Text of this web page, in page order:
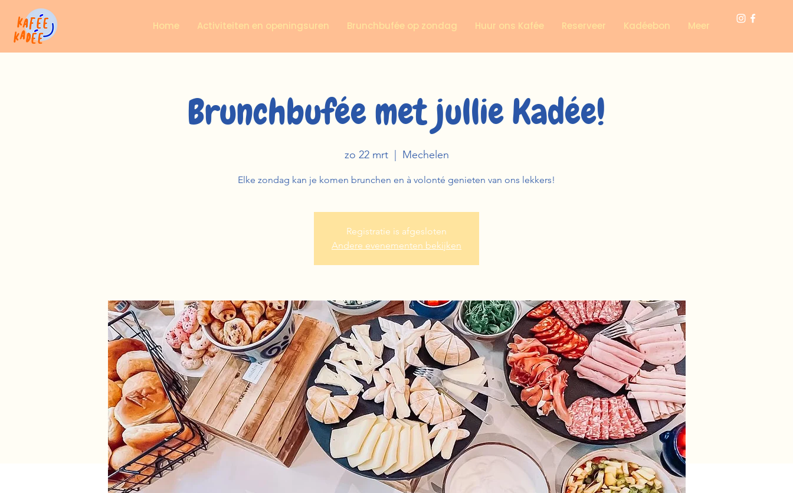
Home Activiteiten en openingsuren Brunchbufée op zondag Huur ons Kafée Reserveer Kadéebon Meer
Brunchbufée met jullie Kadée!
zo 22 mrt
  |
Mechelen
Elke zondag kan je komen brunchen en à volonté genieten van ons lekkers!
Registratie is afgesloten
Andere evenementen bekijken